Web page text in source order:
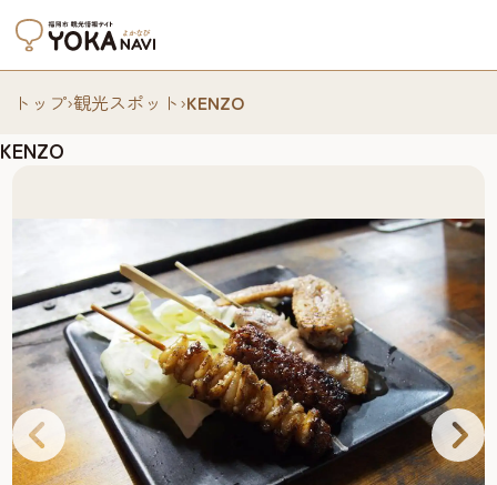
トップ›観光スポット›KENZO
KENZO